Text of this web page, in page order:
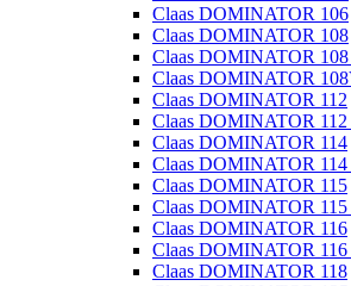
Claas DOMINATOR 106
Claas DOMINATOR 108
Claas DOMINATOR 108
Claas DOMINATOR
Claas DOMINATOR 112
Claas DOMINATOR 112
Claas DOMINATOR 114
Claas DOMINATOR 114
Claas DOMINATOR 115
Claas DOMINATOR 115
Claas DOMINATOR 116
Claas DOMINATOR 116
Claas DOMINATOR 118